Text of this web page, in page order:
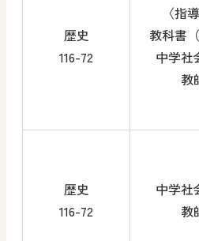
歴史
116-72
〈指
教科書
中学
教
歴史
116-72
中学
教